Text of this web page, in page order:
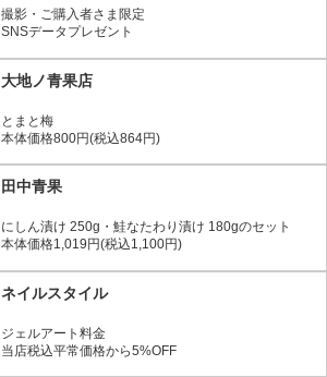
撮影・ご購入者さま限定
SNSデータプレゼント
大地ノ青果店
とまと梅
本体価格800円(税込864円)
田中青果
にしん漬け 250g・鮭なたわり漬け 180gのセット
本体価格1,019円(税込1,100円)
ネイルスタイル
ジェルアート料金
当店税込平常価格から5%OFF